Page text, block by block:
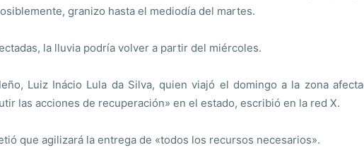
granizo hasta el mediodía del martes.
la lluvia podría volver a partir del miércoles.
Luiz Inácio Lula da Silva, quien viajó el domingo a la zona
las acciones de recuperación» en el estado, escribió en la red X.
que agilizará la entrega de «todos los recursos necesarios».